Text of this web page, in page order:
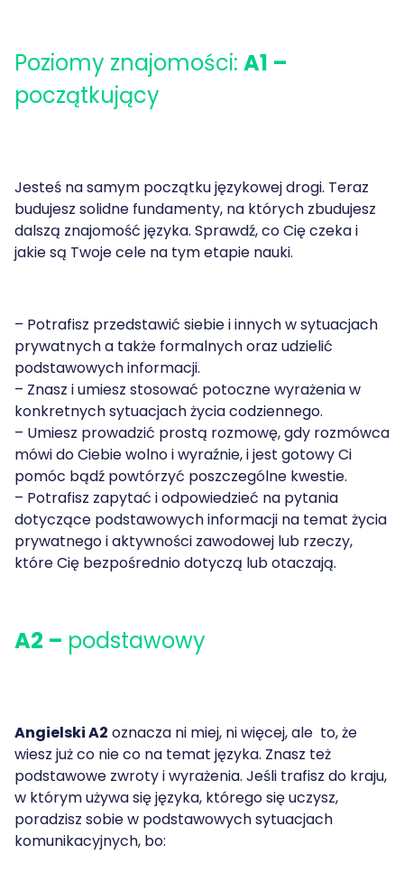
Poziomy znajomości: A1 –
początkujący
Jesteś na samym początku językowej drogi. Teraz
budujesz solidne fundamenty, na których zbudujesz
dalszą znajomość języka. Sprawdź, co Cię czeka i
jakie są Twoje cele na tym etapie nauki.
– Potrafisz przedstawić siebie i innych w sytuacjach
prywatnych a także formalnych oraz udzielić
podstawowych informacji.
– Znasz i umiesz stosować potoczne wyrażenia w
konkretnych sytuacjach życia codziennego.
– Umiesz prowadzić prostą rozmowę, gdy rozmówca
mówi do Ciebie wolno i wyraźnie, i jest gotowy Ci
pomóc bądź powtórzyć poszczególne kwestie.
– Potrafisz zapytać i odpowiedzieć na pytania
dotyczące podstawowych informacji na temat życia
prywatnego i aktywności zawodowej lub rzeczy,
które Cię bezpośrednio dotyczą lub otaczają.
A2 – podstawowy
Angielski A2 oznacza ni miej, ni więcej, ale to, że
wiesz już co nie co na temat języka. Znasz też
podstawowe zwroty i wyrażenia. Jeśli trafisz do kraju,
w którym używa się języka, którego się uczysz,
poradzisz sobie w podstawowych sytuacjach
komunikacyjnych, bo: